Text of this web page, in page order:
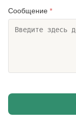
Сообщение *